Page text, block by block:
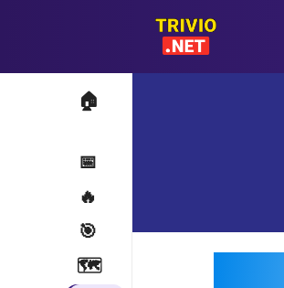
🏠
📅
🔥
🎯
🗺️